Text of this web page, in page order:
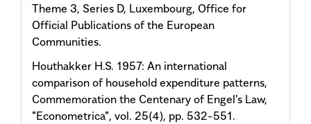
Theme 3, Series D, Luxembourg, Office for
Official Publications of the European
Communities.
Houthakker H.S. 1957: An international
comparison of household expenditure patterns,
Commemoration the Centenary of Engel's Law,
"Econometrica", vol. 25(4), pp. 532-551.